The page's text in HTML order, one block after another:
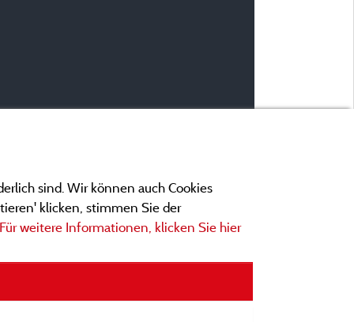
sind. Wir können auch Cookies
klicken, stimmen Sie der
Für weitere Informationen, klicken Sie hier